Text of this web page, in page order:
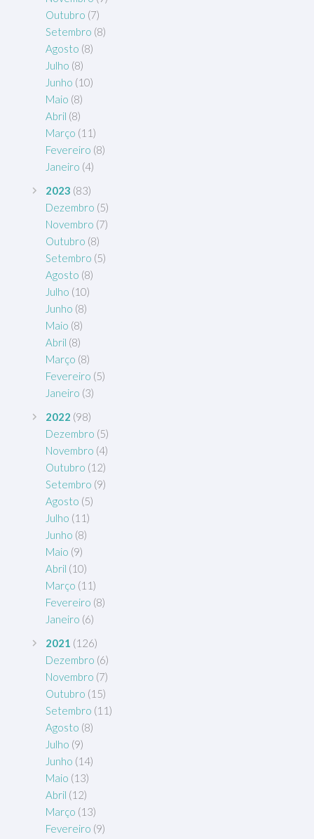
Outubro (7)
Setembro (8)
Agosto (8)
Julho (8)
Junho (10)
Maio (8)
Abril (8)
Março (11)
Fevereiro (8)
Janeiro (4)
2023 (83)
Dezembro (5)
Novembro (7)
Outubro (8)
Setembro (5)
Agosto (8)
Julho (10)
Junho (8)
Maio (8)
Abril (8)
Março (8)
Fevereiro (5)
Janeiro (3)
2022 (98)
Dezembro (5)
Novembro (4)
Outubro (12)
Setembro (9)
Agosto (5)
Julho (11)
Junho (8)
Maio (9)
Abril (10)
Março (11)
Fevereiro (8)
Janeiro (6)
2021 (126)
Dezembro (6)
Novembro (7)
Outubro (15)
Setembro (11)
Agosto (8)
Julho (9)
Junho (14)
Maio (13)
Abril (12)
Março (13)
Fevereiro (9)